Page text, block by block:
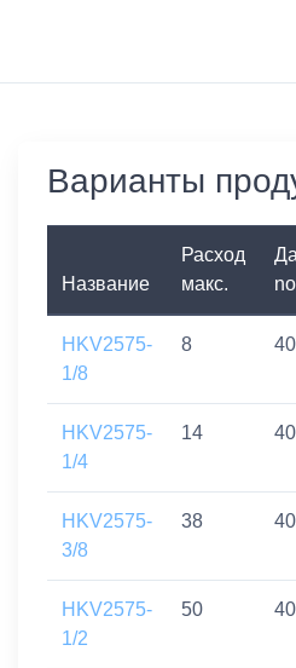
Варианты
Название
Расход
макс.
HKV2575-
1/8
8
HKV2575-
1/4
14
HKV2575-
3/8
38
HKV2575-
1/2
50